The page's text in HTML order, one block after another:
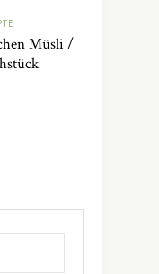
Müsli /